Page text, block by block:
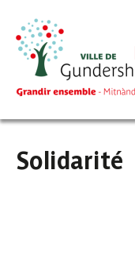
Solidarité